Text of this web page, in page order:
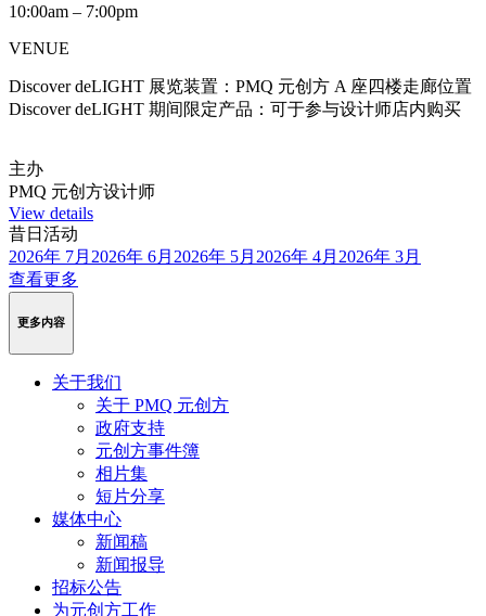
10:00am – 7:00pm
VENUE
Discover deLIGHT 展览装置：PMQ 元创方 A 座四楼走廊位置
Discover deLIGHT 期间限定产品：可于参与设计师店内购买
主办
PMQ 元创方设计师
View details
昔日活动
2026年 7月 2026年 6月 2026年 5月 2026年 4月 2026年 3月
查看更多
更多内容
关于我们
关于 PMQ 元创方
政府支持
元创方事件簿
相片集
短片分享
媒体中心
新闻稿
新闻报导
招标公告
为元创方工作